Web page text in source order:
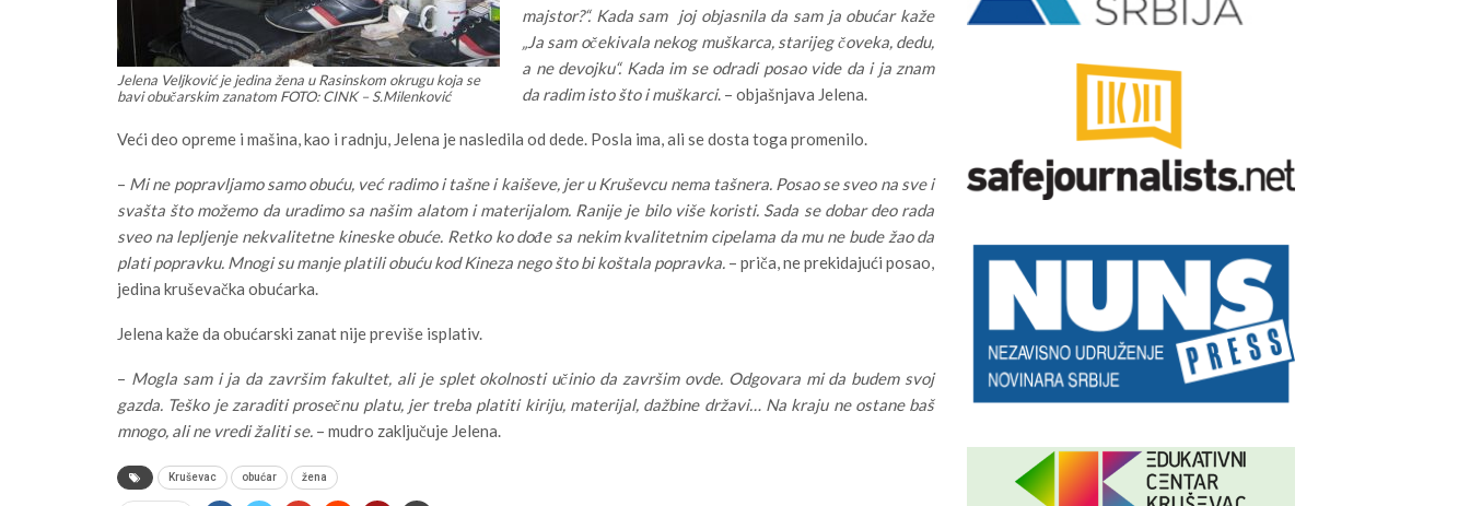
Jelena Veljković je jedina žena u Rasinskom okrugu koja se
bavi obučarskim zanatom FOTO: CINK – S.Milenković
majstor?“. Kada sam joj objasnila da sam ja obućar kaže
„Ja sam očekivala nekog muškarca, starijeg čoveka, dedu,
a ne devojku“. Kada im se odradi posao vide da i ja znam
da radim isto što i muškarci. – objašnjava Jelena.
Veći deo opreme i mašina, kao i radnju, Jelena je nasledila od dede. Posla ima, ali se dosta toga promenilo.
– Mi ne popravljamo samo obuću, već radimo i tašne i kaiševe, jer u Kruševcu nema tašnera. Posao se sveo na sve i
svašta što možemo da uradimo sa našim alatom i materijalom. Ranije je bilo više koristi. Sada se dobar deo rada
sveo na lepljenje nekvalitetne kineske obuće. Retko ko dođe sa nekim kvalitetnim cipelama da mu ne bude žao da
plati popravku. Mnogi su manje platili obuću kod Kineza nego što bi koštala popravka. – priča, ne prekidajući posao,
jedina kruševačka obućarka.
Jelena kaže da obućarski zanat nije previše isplativ.
– Mogla sam i ja da završim fakultet, ali je splet okolnosti učinio da završim ovde. Odgovara mi da budem svoj
gazda. Teško je zaraditi prosečnu platu, jer treba platiti kiriju, materijal, dažbine državi… Na kraju ne ostane baš
mnogo, ali ne vredi žaliti se. – mudro zaključuje Jelena.
Kruševac obućar žena